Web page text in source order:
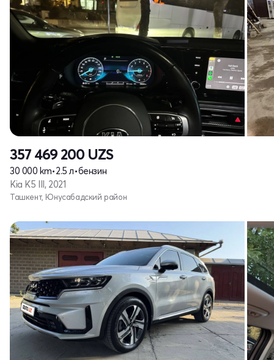
357 469 200 UZS
30 000 km•2.5 л•бензин
Kia K5 III, 2021
Ташкент, Юнусабадский район